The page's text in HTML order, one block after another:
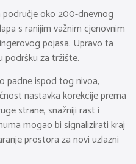
područje oko 200-dnevnog
s ranijim važnim cjenovnim
pojasa. Upravo ta
podršku za tržište.
padne ispod tog nivoa,
nastavka korekcije prema
strane, snažniji rast i
mogao bi signalizirati kraj
prostora za novi uzlazni